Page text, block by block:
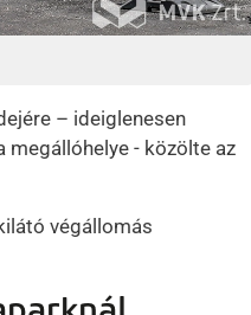
– ideiglenesen
megállóhelye - közölte az
végállomás